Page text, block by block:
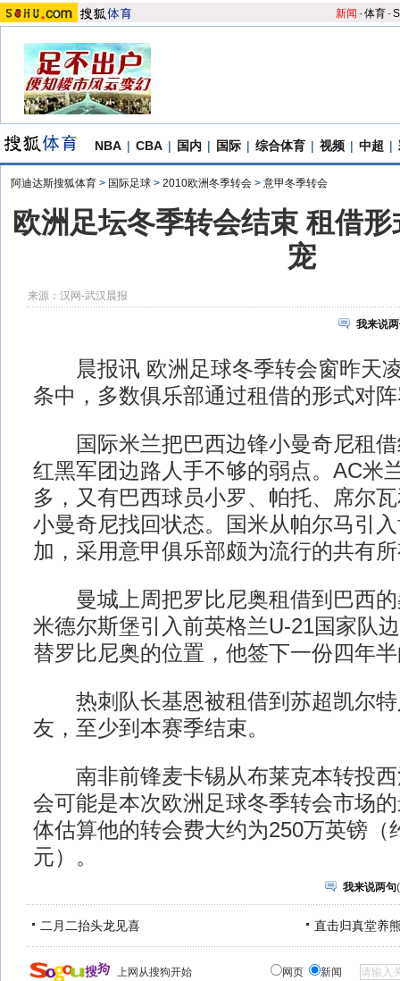
新闻 -体育-S
NBA | CBA | 国内 | 国际 | 综合体育 | 视频 | 中超 |
阿迪达斯搜狐体育 > 国际足球 > 2010欧洲冬季转会 > 意甲冬季转会
欧洲足坛冬季转会结束 租借
宠
来源： 汉网-武汉晨报
我来说
晨报讯 欧洲足球冬季转会窗昨天
条中，多数俱乐部通过租借的形式对
国际米兰把巴西边锋小曼奇尼租借
红黑军团边路人手不够的弱点。AC米
多，又有巴西球员小罗、帕托、席尔
小曼奇尼找回状态。国米从帕尔马引
加，采用意甲俱乐部颇为流行的共有
曼城上周把罗比尼奥租借到巴西的
米德尔斯堡引入前英格兰U-21国家队
替罗比尼奥的位置，他签下一份四年
热刺队长基恩被租借到苏超凯尔特
友，至少到本赛季结束。
南非前锋麦卡锡从布莱克本转投西
会可能是本次欧洲足球冬季转会市场
体估算他的转会费大约为250万英镑（
元）。
我来说两句(
二月二抬头龙见喜 直击归真堂养
上网从搜狗开始 网页 新闻